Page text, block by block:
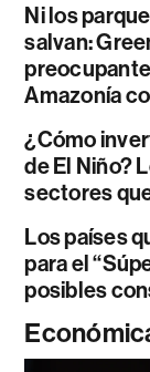
Ni los
salvan:
Amazonía
¿Cómo
de El Niño?
sectores
Los países
para el
posibles